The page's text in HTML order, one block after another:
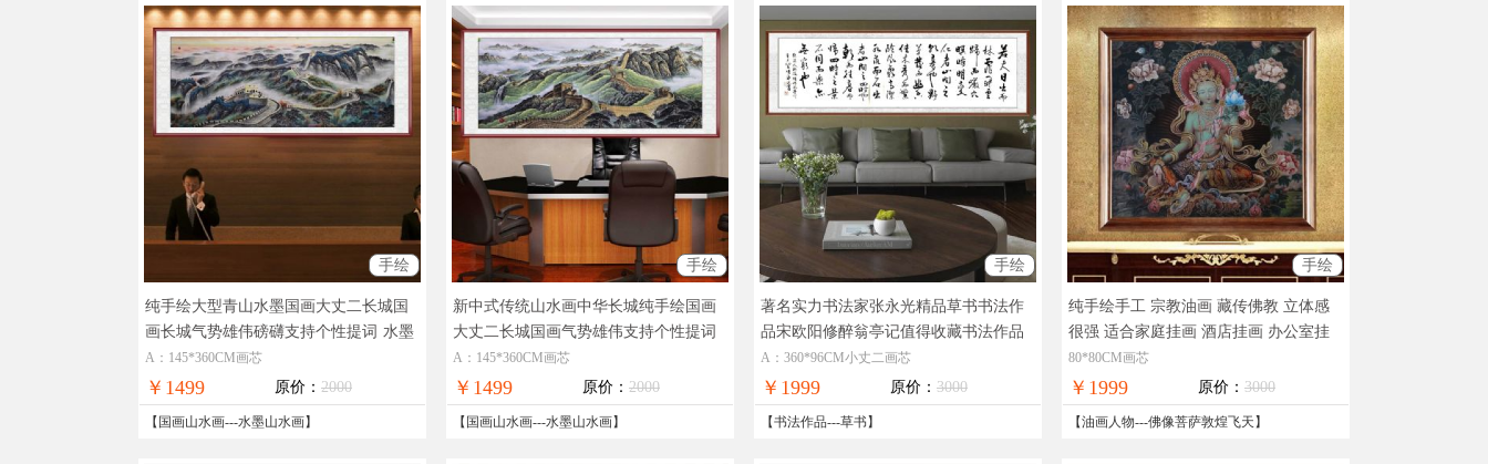
手绘
纯手绘大型青山水墨国画大丈二长城国
画长城气势雄伟磅礴支持个性提词 水墨
山水画长城画
A：145*360CM画芯
￥1499 原价： 2000
【 国画山水画---水墨山水画】
手绘
新中式传统山水画中华长城纯手绘国画
大丈二长城国画气势雄伟支持个性提词
适合大型酒店大厅办公室会议室装饰国
画
A：145*360CM画芯
￥1499 原价： 2000
【 国画山水画---水墨山水画】
手绘
著名实力书法家张永光精品草书书法作
品宋欧阳修醉翁亭记值得收藏书法作品
收藏名家书法作品
A：360*96CM小丈二画芯
￥1999 原价： 3000
【书法作品---草书】
手绘
纯手绘手工 宗教油画 藏传佛教 立体感
很强 适合家庭挂画 酒店挂画 办公室挂
画A 油画佛像，现货图片，在线支付，
全国免邮
80*80CM画芯
￥1999 原价： 3000
【油画人物---佛像菩萨敦煌飞天 】